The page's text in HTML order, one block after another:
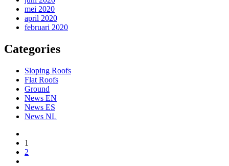
mei 2020
april 2020
februari 2020
Categories
Sloping Roofs
Flat Roofs
Ground
News EN
News ES
News NL
1
2